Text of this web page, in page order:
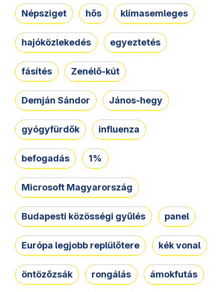
Népsziget hős klímasemleges
hajóközlekedés egyeztetés
fásítés Zenélő-kút
Demján Sándor János-hegy
gyógyfürdők influenza
befogadás 1%
Microsoft Magyarország
Budapesti közösségi gyűlés panel
Európa legjobb replülőtere kék vonal
öntözőzsák rongálás ámokfutás